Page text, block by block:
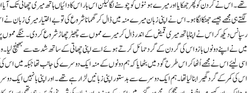
تھے۔ اس نے گردن کو پھر جھکایا اور میرے ہونٹوں کو چوسنے لگا لیکن اس بار اس کا دائیاں ہاتھ میری چھاتی تک
لگتے ہی مجھے جیسے جھٹکا لگا ہو۔ اس نے اپنی زبان میرے منہ میں ڈال کر گھمانا شروع کی تو بے اختیار میری زبان
رسپانس دیکھ کر اس نے اپنا ہاتھ میری قمیض کے اندر ڈال کر میرے مموں سے چھیڑ چھاڑ شروع کردی۔ ننگے
میں نے اپنے دونوں بازو اس کی گردن کے گرد حمائل کرتے ہوئے اسے اپنی چھاتی کے ساتھ شدت سے بھینچ لیا۔ وہ
اسی لیئے اس نے مجھے اُٹھا کر اس طرح گود میں بٹھایا کہ ہم دونوں کے منہ ایک دوسرے کی جانب تھا جبکہ میں اس
اس کی کمر کے گرد گھیرا بنا لیا تھا۔ ہم ایک دوسرے سے بدستور اپنی زبانیں لڑا رہے تھے۔ اور اپنی بانہیں